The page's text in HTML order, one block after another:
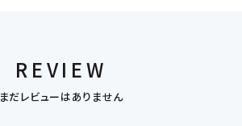
REVIEW
まだレビューはありません